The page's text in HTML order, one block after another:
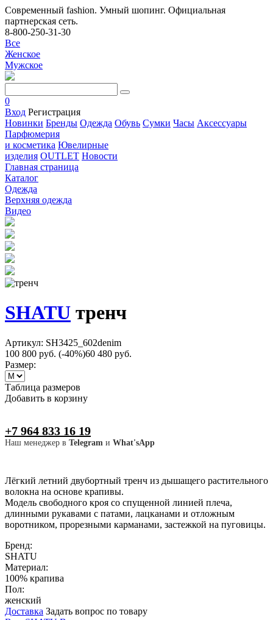
Современный fashion. Умный шопинг. Официальная
партнерская сеть.
8-800-250-31-30
Все
Женское
Мужское
0
Вход Регистрация
Новинки Бренды Одежда Обувь Сумки Часы Аксессуары
Парфюмерия
и косметика Ювелирные
изделия OUTLET Новости
Главная страница
Каталог
Одежда
Верхняя одежда
Видео
SHATU тренч
Артикул: SH3425_602denim
100 800 руб. (-40%)60 480 руб.
Размер:
Таблица размеров
Добавить в корзину
+7 964 833 16 19
Наш менеджер в Telegram и What'sApp
Лёгкий летний двубортный тренч из дышащего растительного
волокна на основе крапивы.
Модель свободного кроя со спущенной линией плеча,
длинными рукавами с патами, лацканами и отложным
воротником, прорезными карманами, застежкой на пуговицы.
Бренд:
SHATU
Материал:
100% крапива
Пол:
женский
Доставка Задать вопрос по товару